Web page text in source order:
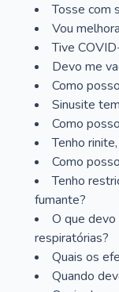
Tosse com
Vou
Tive
Devo me
Como
Sinusite
Como
Tenho
Como
Tenho
fumante?
O que devo
respiratórias?
Quais os
Quando